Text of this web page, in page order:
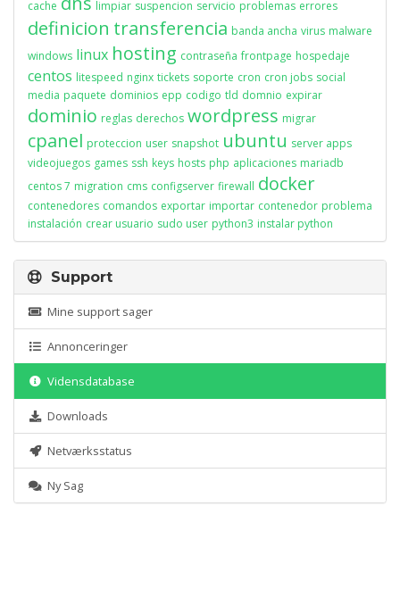
cache
limpiar suspencion servicio problemas errores
definicion transferencia banda ancha virus malware
windows linux hosting contraseña frontpage hospedaje
centos litespeed nginx tickets soporte cron cron jobs social
media paquete dominios epp codigo tld domnio expirar
dominio reglas derechos wordpress migrar
cpanel proteccion user snapshot ubuntu server apps
videojuegos games ssh keys hosts php aplicaciones mariadb
centos 7 migration cms configserver firewall docker
contenedores comandos exportar importar contenedor problema
instalación crear usuario sudo user python3 instalar python
Support
Mine support sager
Annonceringer
Vidensdatabase
Downloads
Netværksstatus
Ny Sag